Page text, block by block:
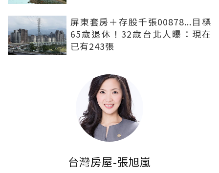
屏東套房＋存股千張00878...目標
65歲退休！32歲台北人曝：現在
已有243張
台灣房屋-張旭嵐